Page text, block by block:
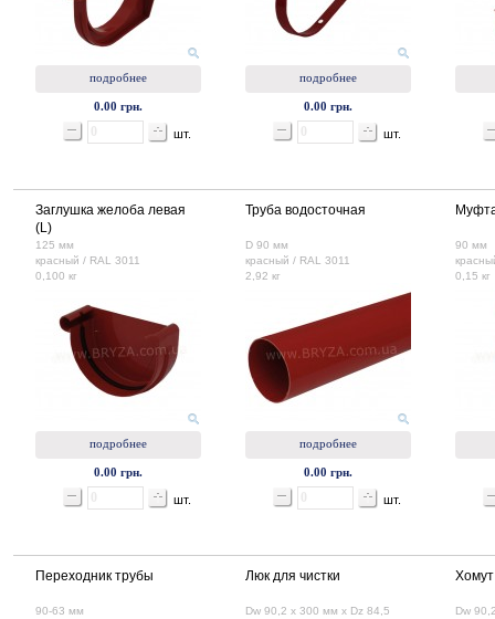
подробнее
0.00 грн.
шт.
подробнее
0.00 грн.
шт.
Заглушка желоба левая
(L)
125 мм
красный / RAL 3011
0,100 кг
подробнее
0.00 грн.
шт.
Труба водосточная
D 90 мм
красный / RAL 3011
2,92 кг
подробнее
0.00 грн.
шт.
90 мм
0,15 кг
Переходник трубы
90-63 мм
Люк для чистки
Dw 90,2 x 300 мм х Dz 84,5
Dw